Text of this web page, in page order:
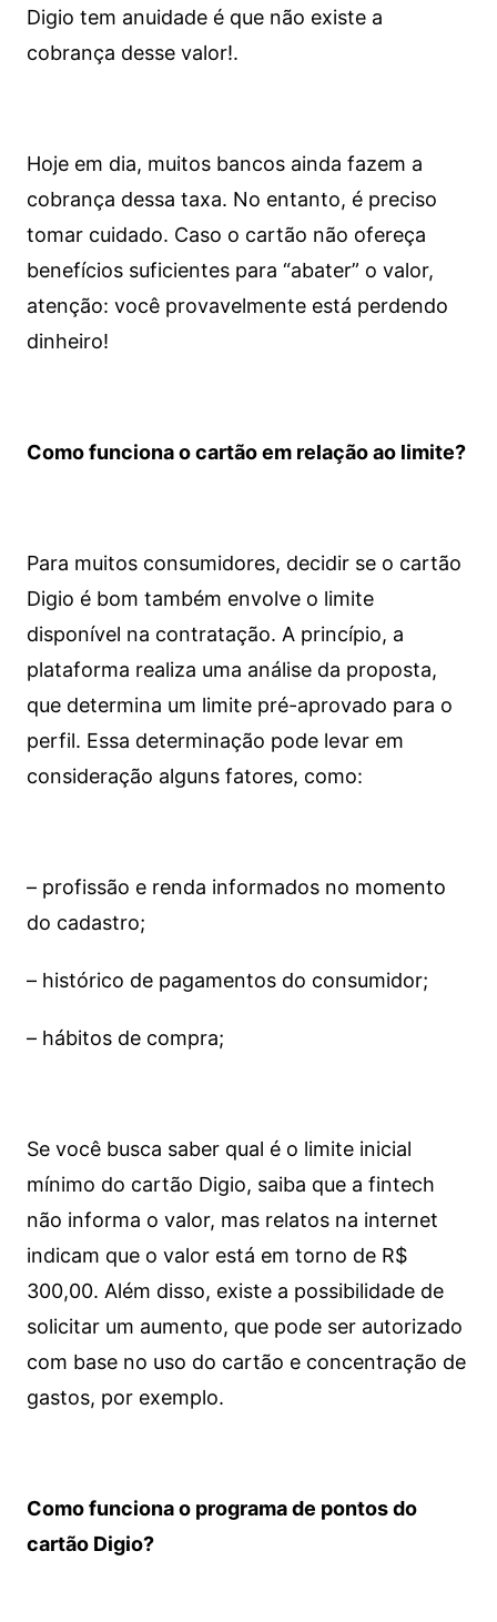
Digio tem anuidade é que não existe a
cobrança desse valor!.
Hoje em dia, muitos bancos ainda fazem a
cobrança dessa taxa. No entanto, é preciso
tomar cuidado. Caso o cartão não ofereça
benefícios suficientes para “abater” o valor,
atenção: você provavelmente está perdendo
dinheiro!
Como funciona o cartão em relação ao limite?
Para muitos consumidores, decidir se o cartão
Digio é bom também envolve o limite
disponível na contratação. A princípio, a
plataforma realiza uma análise da proposta,
que determina um limite pré-aprovado para o
perfil. Essa determinação pode levar em
consideração alguns fatores, como:
– profissão e renda informados no momento
do cadastro;
– histórico de pagamentos do consumidor;
– hábitos de compra;
Se você busca saber qual é o limite inicial
mínimo do cartão Digio, saiba que a fintech
não informa o valor, mas relatos na internet
indicam que o valor está em torno de R$
300,00. Além disso, existe a possibilidade de
solicitar um aumento, que pode ser autorizado
com base no uso do cartão e concentração de
gastos, por exemplo.
Como funciona o programa de pontos do
cartão Digio?